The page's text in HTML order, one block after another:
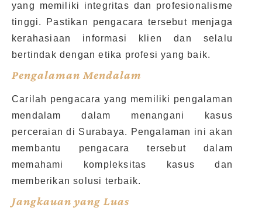
yang memiliki integritas dan profesionalisme
tinggi. Pastikan pengacara tersebut menjaga
kerahasiaan informasi klien dan selalu
bertindak dengan etika profesi yang baik.
Pengalaman Mendalam
Carilah pengacara yang memiliki pengalaman
mendalam dalam menangani kasus
perceraian di Surabaya. Pengalaman ini akan
membantu pengacara tersebut dalam
memahami kompleksitas kasus dan
memberikan solusi terbaik.
Jangkauan yang Luas